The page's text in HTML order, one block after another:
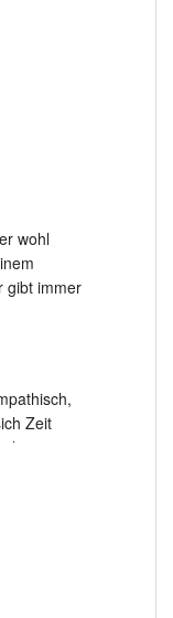
wohl
gibt immer
Zeit